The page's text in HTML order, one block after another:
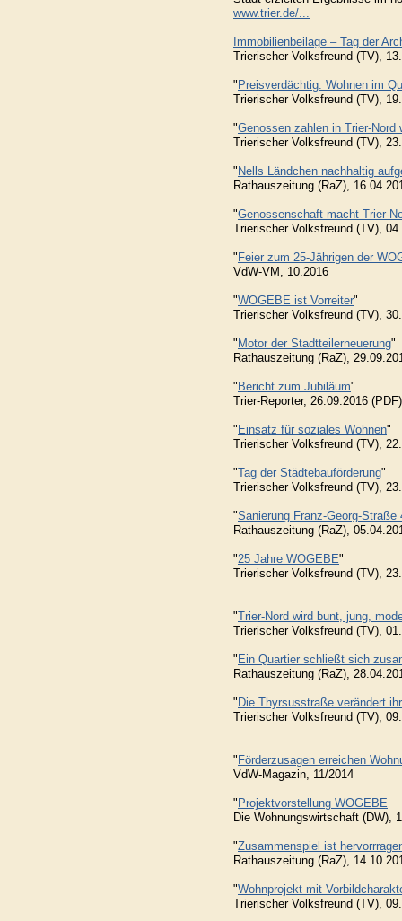
www.trier.de/...
Immobilienbeilage – Tag der
Trierischer Volksfreund (TV),
" Preisverdächtig: Wohnen im
Trierischer Volksfreund (TV),
"Genossen zahlen in Trier-Nord
Trierischer Volksfreund (TV),
" Nells Ländchen nachhaltig
Rathauszeitung (RaZ),
"Genossenschaft macht Trier-
Trierischer Volksfreund (TV),
" Feier zum 25-Jährigen der
VdW-VM, 10.2016
"WOGEBE ist Vorreiter"
Trierischer Volksfreund (TV),
" Motor der Stadtteilerneuerung"
Rathauszeitung (RaZ),
" Bericht zum Jubiläum"
Trier-Reporter, 26.09.2016 (PDF)
" Einsatz für soziales Wohnen"
Trierischer Volksfreund (TV),
"Tag der Städtebauförderung"
Trierischer Volksfreund (TV),
"Sanierung Franz-Georg-Straße
Rathauszeitung (RaZ),
"25 Jahre WOGEBE"
Trierischer Volksfreund (TV),
"Trier-Nord wird bunt, jung,
Trierischer Volksfreund (TV),
" Ein Quartier schließt sich
Rathauszeitung (RaZ),
" Die Thyrsusstraße verändert
Trierischer Volksfreund (TV),
" Förderzusagen erreichen
VdW-Magazin, 11/2014
" Projektvorstellung WOGEBE
Die Wohnungswirtschaft (DW),
"Zusammenspiel ist
Rathauszeitung (RaZ),
"Wohnprojekt mit
Trierischer Volksfreund (TV),